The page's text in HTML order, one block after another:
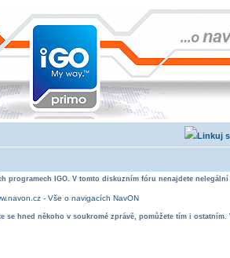
IGO. V tomto diskuzním fóru nenajdete
- Vše o navigacích NavON
se hned někoho v soukromé zprávě, pomůžete tím i